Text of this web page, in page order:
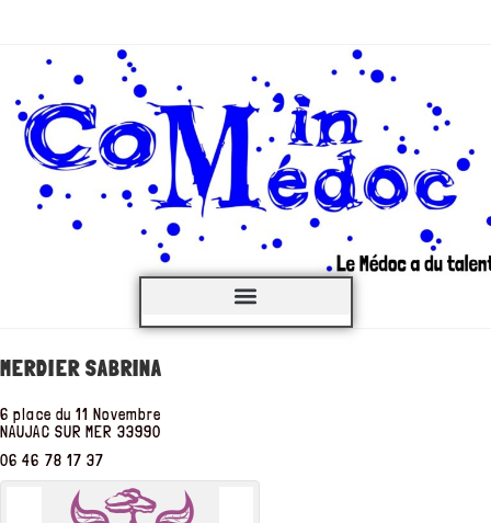
MERDIER SABRINA
6 place du 11 Novembre
NAUJAC SUR MER 33990
06 46 78 17 37